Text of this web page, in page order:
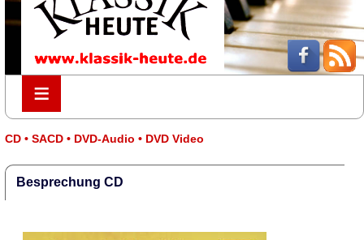
≡
≡
CD • SACD • DVD-Audio • DVD Video
Besprechung CD